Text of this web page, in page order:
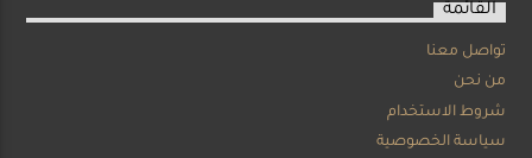
القائمة
تواصل معنا
من نحن
شروط الاستخدام
سياسة الخصوصية